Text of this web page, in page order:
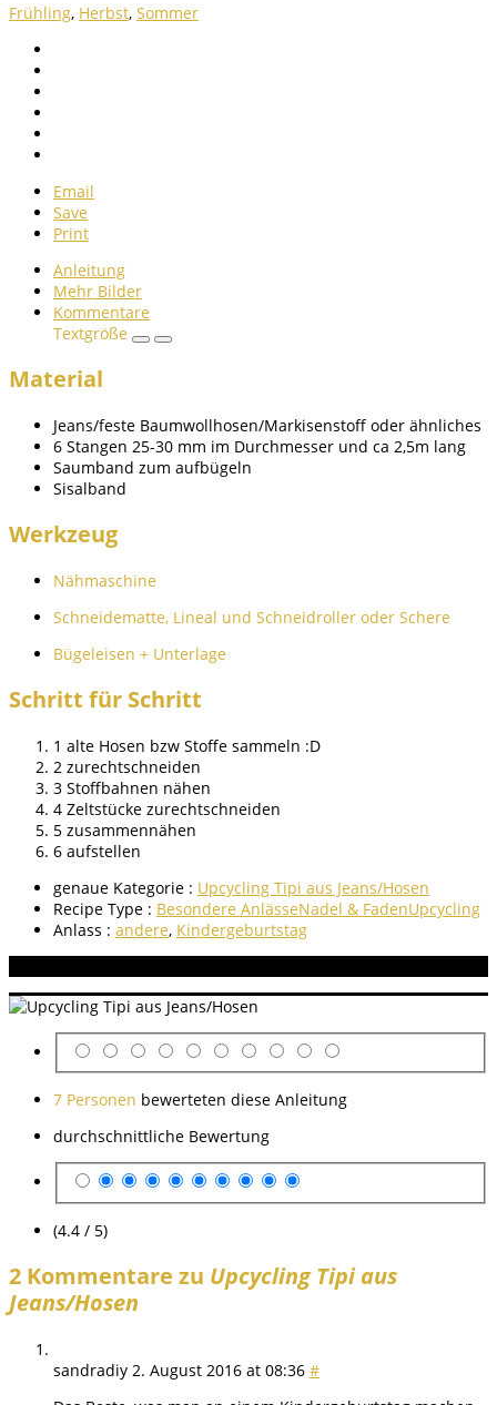
Frühling, Herbst, Sommer
Email
Save
Print
Anleitung
Mehr Bilder
Kommentare
Textgröße
Material
Jeans/feste Baumwollhosen/Markisenstoff oder ähnliches
6 Stangen 25-30 mm im Durchmesser und ca 2,5m lang
Saumband zum aufbügeln
Sisalband
Werkzeug
Nähmaschine
Schneidematte, Lineal und Schneidroller oder Schere
Bügeleisen + Unterlage
Schritt für Schritt
1 alte Hosen bzw Stoffe sammeln :D
2 zurechtschneiden
3 Stoffbahnen nähen
4 Zeltstücke zurechtschneiden
5 zusammennähen
6 aufstellen
genaue Kategorie : Upcycling Tipi aus Jeans/Hosen
Recipe Type : Besondere AnlässeNadel & FadenUpcycling
Anlass : andere, Kindergeburtstag
7 Personen bewerteten diese Anleitung
durchschnittliche Bewertung
(4.4 / 5)
2 Kommentare zu Upcycling Tipi aus
Jeans/Hosen
sandradiy 2. August 2016 at 08:36 #